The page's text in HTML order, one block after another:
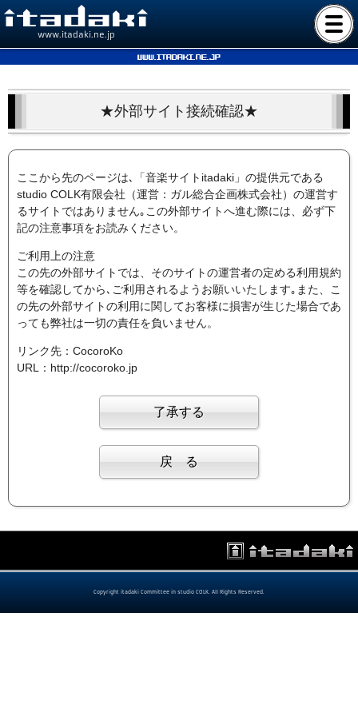
www.itadaki.ne.jp
www.itadaki.ne.jp
★外部サイト接続確認★
ここから先のページは､「音楽サイトitadaki」の提供元である
studio COLK有限会社（運営：ガル総合企画株式会社）の運営す
るサイトではありません｡この外部サイトへ進む際には、必ず下
記の注意事項をお読みください。
ご利用上の注意
この先の外部サイトでは、そのサイトの運営者の定める利用規約
等を確認してから､ご利用されるようお願いいたします｡また、こ
の先の外部サイトの利用に関してお客様に損害が生じた場合であ
っても弊社は一切の責任を負いません。
リンク先：CocoroKo
URL：http://cocoroko.jp
Copyright itadaki Committee in studio COLK. All Rights Reserved.